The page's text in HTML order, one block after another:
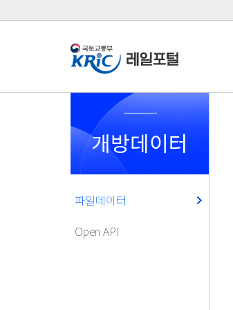
개방데이터
파일데이터
Open API